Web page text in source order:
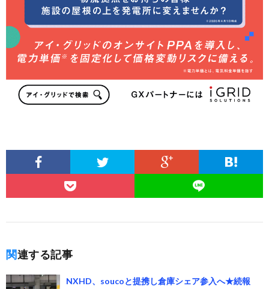
関連する記事
NXHD、soucoと提携し倉庫シェア参入へ★続報